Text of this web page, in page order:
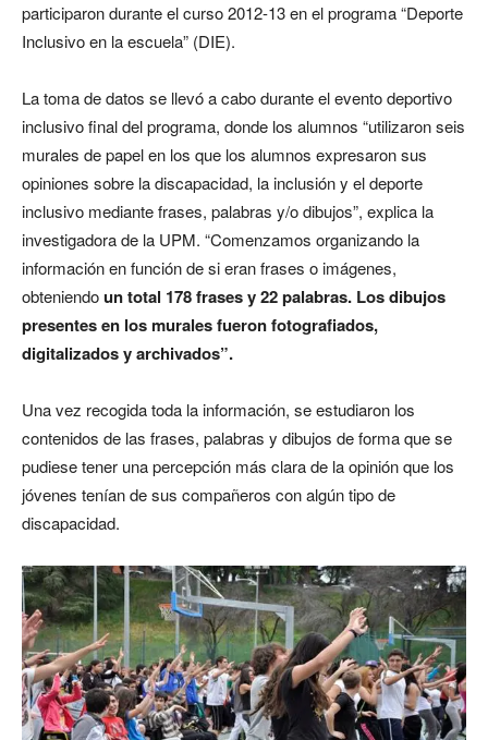
participaron durante el curso 2012-13 en el programa “Deporte
Inclusivo en la escuela” (DIE).
La toma de datos se llevó a cabo durante el evento deportivo
inclusivo final del programa, donde los alumnos “utilizaron seis
murales de papel en los que los alumnos expresaron sus
opiniones sobre la discapacidad, la inclusión y el deporte
inclusivo mediante frases, palabras y/o dibujos”, explica la
investigadora de la UPM. “Comenzamos organizando la
información en función de si eran frases o imágenes,
obteniendoun total 178 frases y 22 palabras. Los dibujos
presentes en los murales fueron fotografiados,
digitalizados y archivados”.
Una vez recogida toda la información, se estudiaron los
contenidos de las frases, palabras y dibujos de forma que se
pudiese tener una percepción más clara de la opinión que los
jóvenes tenían de sus compañeros con algún tipo de
discapacidad.